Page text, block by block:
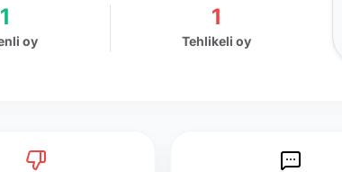
1
oy
1
Tehlikeli oy